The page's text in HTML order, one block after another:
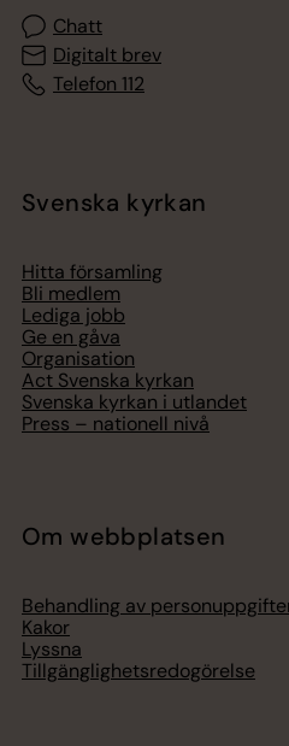
Chatt
Digitalt brev
Telefon 112
Svenska kyrkan
Hitta församling
Bli medlem
Lediga jobb
Ge en gåva
Organisation
Act Svenska kyrkan
Svenska kyrkan i utlandet
Press – nationell nivå
Om webbplatsen
Behandling av
Kakor
Lyssna
Tillgänglighetsredogörelse